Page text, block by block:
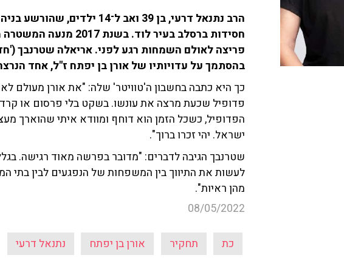
בהסתמך על עדויותיו של אורן בן יפתח ז"ל, אחד
כך היא כתבה בחשבון ה'טוויטר' שלה: "את אורן מעולם
פדופיל שכעת מרצה את עונשו. בשקט בלי פרסום או
הפדופיל, כשכל הזמן הוא דוחף ומוודא איתי שהוארך
ישראל. יהי זכרו ברוך".
שטרנבך הגיבה לדברים: "מדובר בפרשה מאוד רגישה.
לעשות את התיווך בין המשפחות של הנפגעים לבין בתי
מהן ראיות".
08/05/2022
כת תחקיר אורן בן יפתח נתנאל דרעי